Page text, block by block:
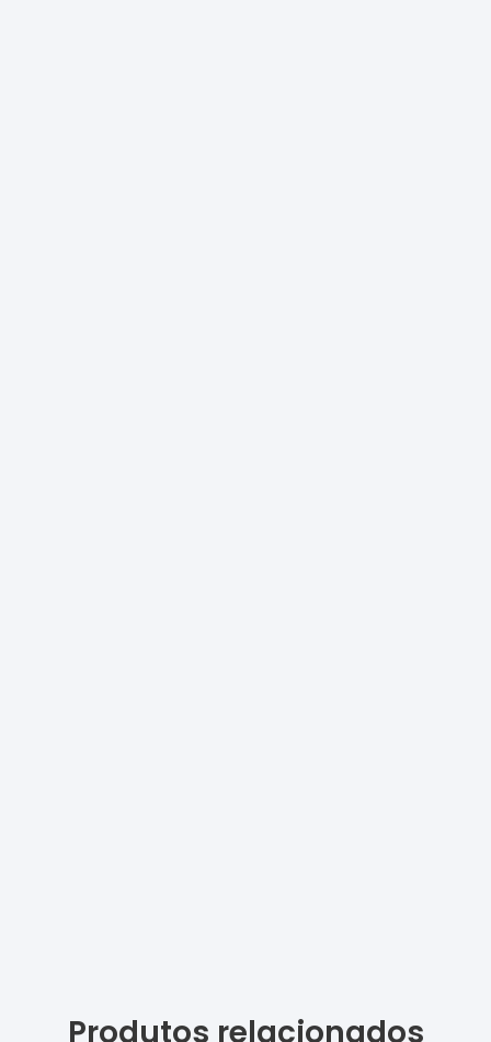
Produtos relacionados